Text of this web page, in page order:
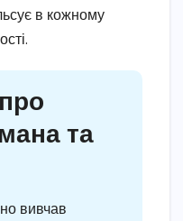
в кожному
та
вивчав